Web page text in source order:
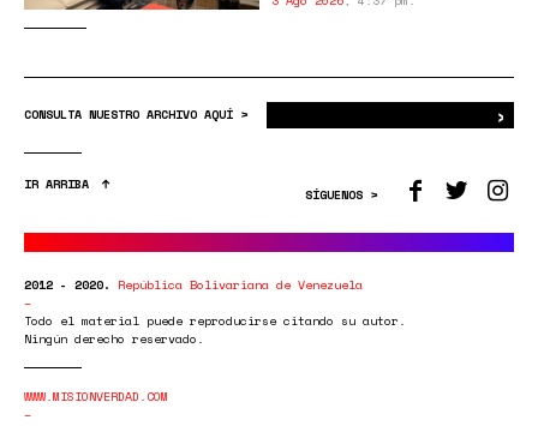
CONSULTA NUESTRO ARCHIVO AQUÍ > ›
IR ARRIBA
SÍGUENOS >
2012 - 2020. República Bolivariana de Venezuela
Todo el material puede reproducirse citando su autor.
Ningún derecho reservado.
WWW.MISIONVERDAD.COM